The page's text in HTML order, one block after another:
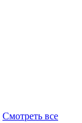
Смотреть все